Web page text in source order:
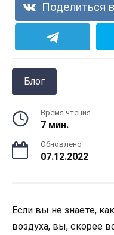
Поделиться
Блог
Время чтения
7 мин.
Обновлено
07.12.2022
Если вы не знаете,
воздуха, вы, скорее